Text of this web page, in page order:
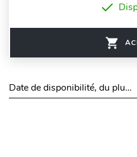
Date de disponibilité, du plus